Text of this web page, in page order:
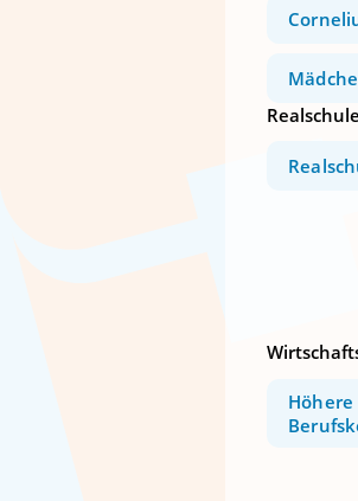
Realschule
Höhere